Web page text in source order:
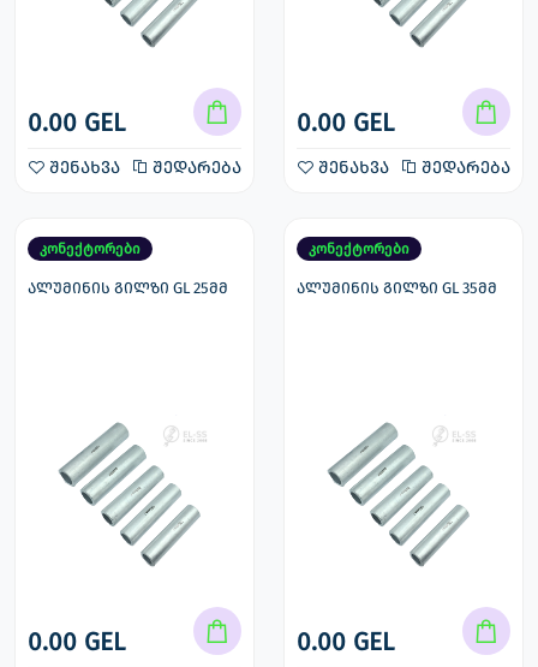
0.00 GEL
შენახვა შედარება
0.00 GEL
შენახვა შედარება
კონექტორები
ალუმინის გილზი GL 25მმ
0.00 GEL
კონექტორები
ალუმინის გილზი GL 35მმ
0.00 GEL